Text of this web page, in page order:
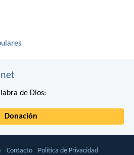
de Dios:
Donación
Contacto Política de Privacidad